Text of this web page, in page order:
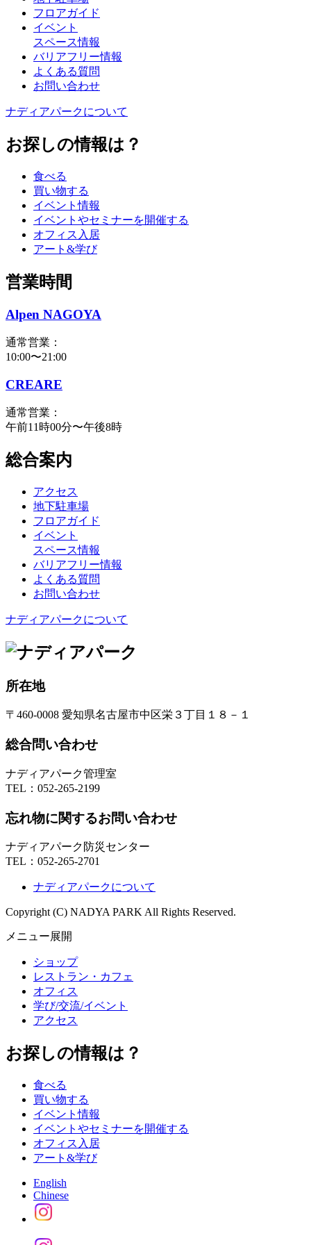
フロアガイド
イベント
スペース情報
バリアフリー情報
よくある質問
お問い合わせ
ナディアパークについて
お探しの情報は？
食べる
買い物する
イベント情報
イベントやセミナーを開催する
オフィス入居
アート&学び
営業時間
Alpen NAGOYA
通常営業：
10:00〜21:00
CREARE
通常営業：
午前11時00分〜午後8時
総合案内
アクセス
地下駐車場
フロアガイド
イベント
スペース情報
バリアフリー情報
よくある質問
お問い合わせ
ナディアパークについて
所在地
〒460-0008 愛知県名古屋市中区栄３丁目１８－１
総合問い合わせ
ナディアパーク管理室
TEL： 052-265-2199
忘れ物に関するお問い合わせ
ナディアパーク防災センター
TEL： 052-265-2701
ナディアパークについて
Copyright (C) NADYA PARK All Rights Reserved.
メニュー展開
ショップ
レストラン・カフェ
オフィス
学び/交流/イベント
アクセス
お探しの情報は？
食べる
買い物する
イベント情報
イベントやセミナーを開催する
オフィス入居
アート&学び
English
Chinese